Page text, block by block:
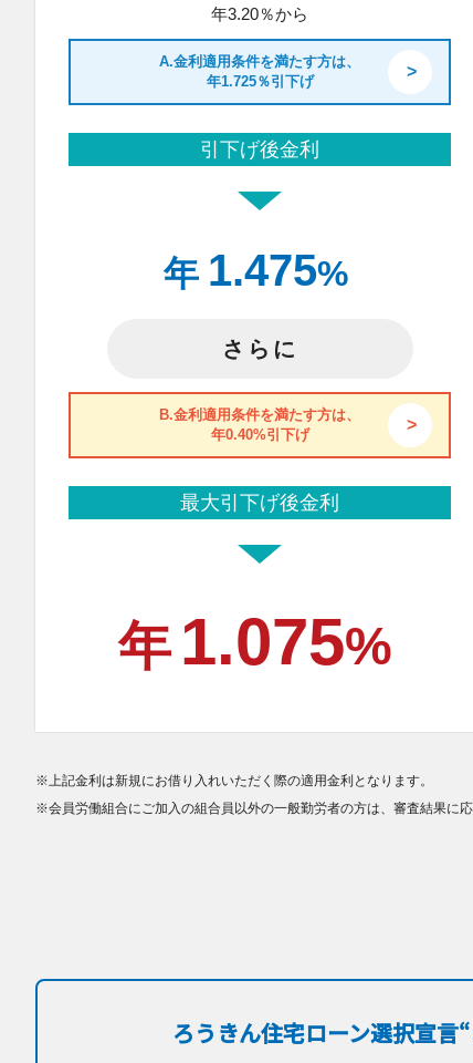
年3.20％から
A.金利適用条件を満たす方は、
年1.725％引下げ
引下げ後金利
年 1.475%
さらに
B.金利適用条件を満たす方は、
年0.40%引下げ
最大引下げ後金利
年 1.075%
※上記金利は新規にお借り入れいただく際の適用金利となります。
※会員労働組合にご加入の組合員以外の一般勤労者の方は、審査結果に
ろうきん住宅ローン選択宣言